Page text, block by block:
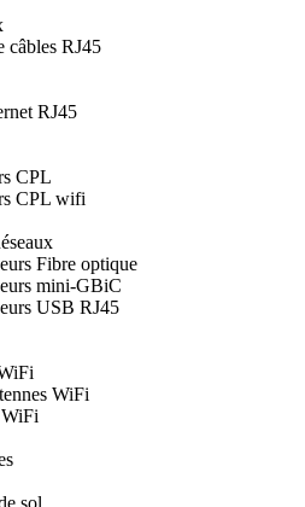
câbles RJ45
RJ45
CPL
CPL wifi
Fibre optique
mini-GBiC
USB RJ45
WiFi
sol